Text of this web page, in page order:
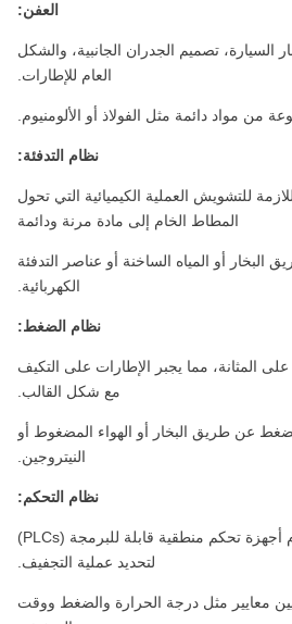
العفن:
السيارة، تصميم الجدران الجانبية، والشكل
العام للإطارات.
من مواد دائمة مثل الفولاذ أو الألومنيوم.
نظام التدفئة:
للتشويش العملية الكيميائية التي تحول
المطاط الخام إلى مادة مرنة ودائمة
البخار أو المياه الساخنة أو عناصر التدفئة
الكهربائية.
نظام الضغط:
المثانة، مما يجبر الإطارات على التكيف
مع شكل القالب.
عن طريق البخار أو الهواء المضغوط أو
النيتروجين.
نظام التحكم:
الآلات الحديثة تستخدم أجهزة تحكم منطقية قابلة للبرمجة (PLCs)
لتحديد عملية التجفيف.
معايير مثل درجة الحرارة والضغط ووقت